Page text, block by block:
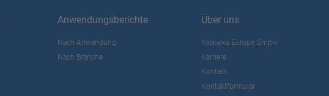
Anwendungsberichte
Nach Anwendung
Nach Branche
Über uns
Yaskawa Europe GmbH
Karriere
Kontakt
Kontaktformular